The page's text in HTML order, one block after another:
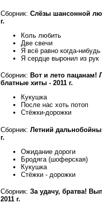
Сборник: Слёзы шансонной
г.
Коль любить
Две свечи
Я всё равно когда-
Я сердце выронил из рук
Сборник: Вот и лето пацанам!
блатные хиты - 2011 г.
Кукушка
После нас хоть потоп
Стёжки-дорожки
Сборник: Летний
г.
Ожидание дороги
Бродяга (шоферская)
Кукушка
Стёжки - дорожки
Сборник: За удачу, братва!
2011 г.